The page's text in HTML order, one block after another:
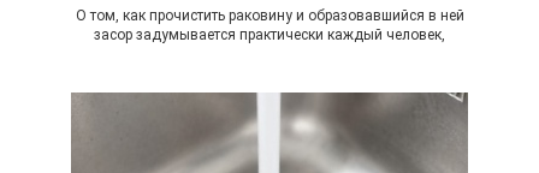
О том, как прочистить раковину и образовавшийся в ней
засор задумывается практически каждый человек,